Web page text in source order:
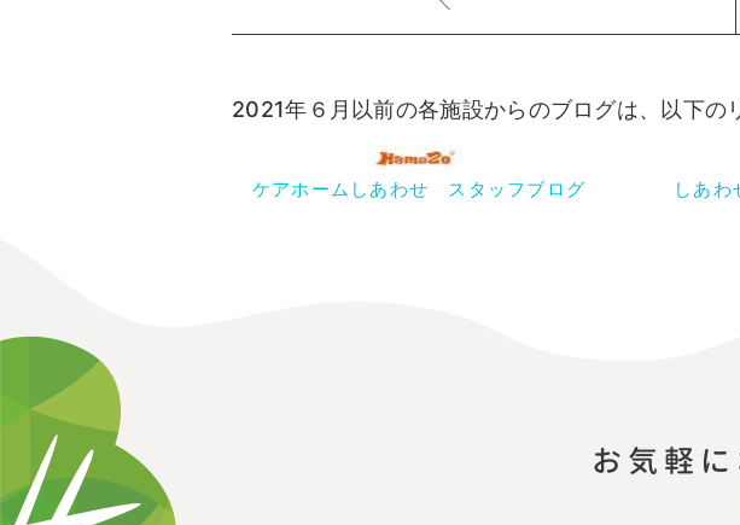
2021年６月以前の各施設からのブログは、以下の
ケアホームしあわせ スタッフブログ しあ
お気軽